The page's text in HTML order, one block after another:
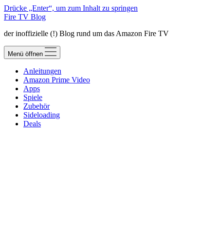
Drücke „Enter“, um zum Inhalt zu springen
Fire TV Blog
der inoffizielle (!) Blog rund um das Amazon Fire TV
Menü öffnen
Anleitungen
Amazon Prime Video
Apps
Spiele
Zubehör
Sideloading
Deals